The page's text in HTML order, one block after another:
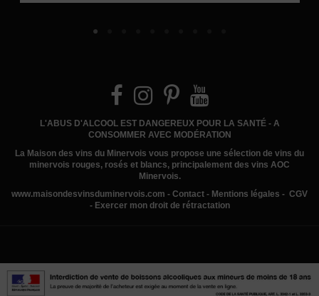
L'ABUS D'ALCOOL EST DANGEREUX POUR LA SANTÉ - A
CONSOMMER AVEC MODÉRATION
La Maison des vins du Minervois vous propose une sélection de vins du
minervois rouges, rosés et blancs, principalement des vins AOC
Minervois.
www.maisondesvinsduminervois.com - Contact - Mentions légales - CGV
- Exercer mon droit de rétractation